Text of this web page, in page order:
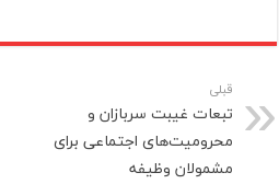
قبلی
تبعات غیبت سربازان و
محرومیت‌های اجتماعی برای
مشمولان وظیفه